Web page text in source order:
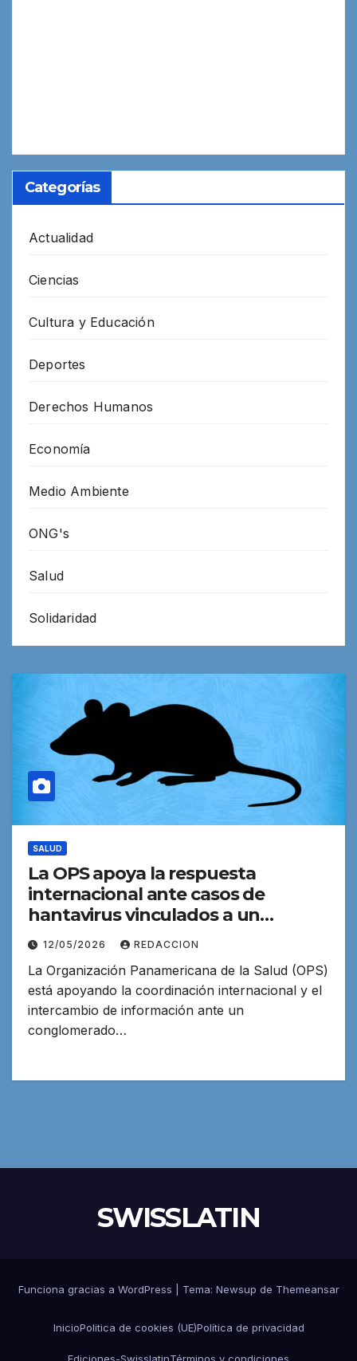
Categorías
Actualidad
Ciencias
Cultura y Educación
Deportes
Derechos Humanos
Economía
Medio Ambiente
ONG's
Salud
Solidaridad
SALUD
La OPS apoya la respuesta
internacional ante casos de
hantavirus vinculados a un
crucero en el Atlántico
12/05/2026 REDACCION
La Organización Panamericana de la Salud (OPS)
está apoyando la coordinación internacional y el
intercambio de información ante un
conglomerado…
SWISSLATIN
Funciona gracias a WordPress Tema: Newsup de Themeansar
InicioPolitica de cookies (UE)Política de privacidad
Ediciones-SwisslatinTérminos y condiciones